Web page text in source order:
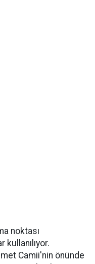
noktası
kullanılıyor.
Camii'nin önünde